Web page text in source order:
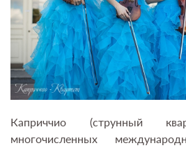
Каприччио (струнный
многочисленных